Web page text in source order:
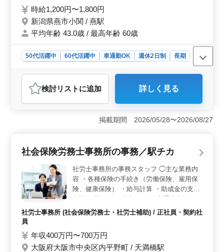
時給1,200円〜1,800円
新潟県燕市小関 / 燕駅
平均年齢 43.0歳 / 最高年齢 60歳
50代活躍中 60代活躍中 車通勤OK 週休2日制
長期
社労士事務所
おすすめポイント
＜働きやすい勤務環境＞ 完全週休2日制（土日祝休み）
に加え、夏季休暇や冬季休暇、特別休暇なども整ってい
ます。基本的に残業もなく、無理のない働き方を実現し
助、役所提出書類の作成などを担当します。社労士事務
所での経験を活かしながら、幅広い人事労務業務に携わ
れます。 ＜マイカー通勤可能な職場＞ マイカー通
勤が可能なため、自分に合った通勤スタイルを選べま
す。交通費支給に加え、社会保険完備など福利厚生も整
っており、安心して長く働ける環境です。
検討リスト に追加 詳しく見る
掲載期間 2026/05/28〜2026/08/27
社会保険労務士事務所の事務／駅チカ
社労士事務所の事務スタッフ ◯主な業務内
容 ・各種保険の手続き（労働保険、雇用保
険、健康保険） ・給与計算 ・助成金の支給
れまで身につけてきたスキルをもとに活躍し
社労士事務所 (社会保険労務士・社労士補助) / 正社員・契約社
員
年収400万円〜700万円
大阪府大阪市中央区内平野町 / 天満橋駅